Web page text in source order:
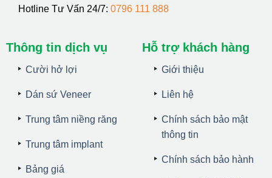
Hotline Tư Vấn 24/7: 0796 111 888
Thông tin dịch vụ
Cười hở lợi
Dán sứ Veneer
Trung tâm niềng răng
Trung tâm implant
Bảng giá
Hỗ trợ khách hàng
Giới thiệu
Liên hệ
Chính sách bảo mật
thông tin
Chính sách bảo hành